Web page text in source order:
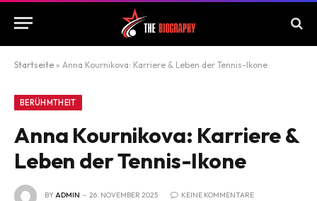
Startseite » Anna Kournikova: Karriere & Leben der Tennis-Ikone
BERÜHMTHEIT
Anna Kournikova: Karriere &
Leben der Tennis-Ikone
BYADMIN 26. NOVEMBER 2025 KEINE KOMMENTARE